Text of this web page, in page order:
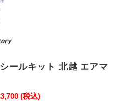
ールキット 北越 エアマ
(税込)